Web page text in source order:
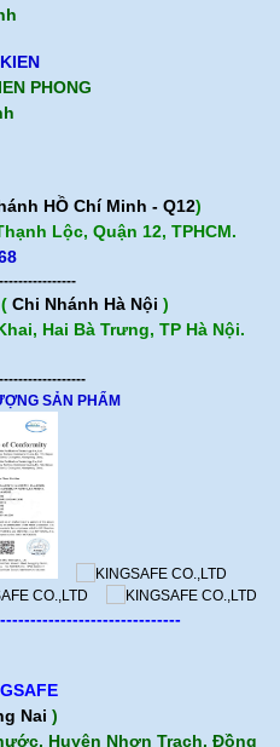
PHONG
HỒ Chí Minh - Q12)
Lộc, Quận 12, TPHCM.
( Chi Nhánh Hà Nội )
Hai Bà Trưng, TP Hà Nội.
SẢN PHẨM
Nai )
Huyện Nhơn Trạch, Đồng